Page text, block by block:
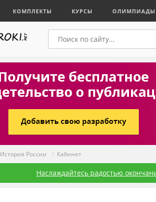
КОМПЛЕКТЫ КУРСЫ ОЛИМПИАДЫ
История России / Кабинет
Наслаждайтесь радостью